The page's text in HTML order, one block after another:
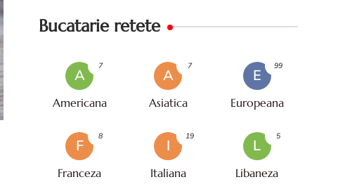
Bucatarie retete
A
Americana
7
A
Asiatica
7
E
Europeana
99
F
Franceza
8
I
Italiana
19
L
Libaneza
5